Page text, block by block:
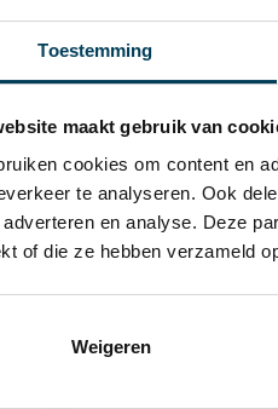
Toestemming
maakt gebruik van
cookies om content en
te analyseren. Ook
adverteren en analyse. Deze
of die ze hebben verzameld
Weigeren